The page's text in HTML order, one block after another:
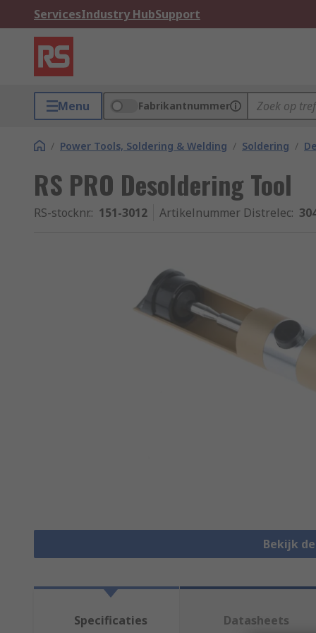
ServicesIndustry HubSupport
Menu Fabrikantnummer
/ Power Tools, Soldering & Welding / Soldering /
RS PRO Desoldering Tool
RS-stocknr.: 151-3012 Artikelnummer Distrelec:
Bekijk
Specificaties Datasheets